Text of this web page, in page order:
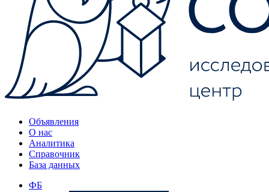
Объявления
О нас
Аналитика
Справочник
База данных
ФБ